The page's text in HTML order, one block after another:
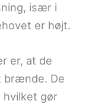
især i
er højt.
er, at de
brænde. De
hvilket gør